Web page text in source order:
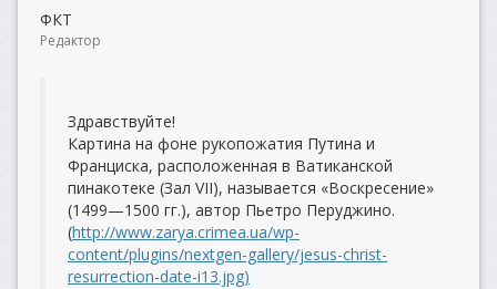
ФКТ
Редактор
Здравствуйте!
Картина на фоне рукопожатия Путина и
Франциска, расположенная в Ватиканской
пинакотеке (Зал VII), называется «Воскресение»
(1499—1500 гг.), автор Пьетро Перуджино.
(http://www.zarya.crimea.ua/wp-
content/plugins/nextgen-gallery/jesus-christ-
resurrection-date-i13.jpg)